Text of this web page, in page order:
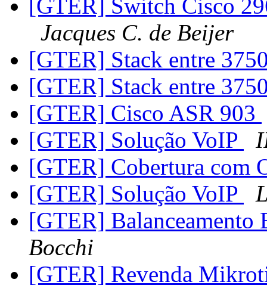
[GTER] Switch Cisco
Jacques C. de Beijer
[GTER] Stack entre
[GTER] Stack entre
[GTER] Cisco ASR 903
[GTER] Solução VoIP
[GTER] Cobertura com
[GTER] Solução VoIP
[GTER] Balanceamento
Bocchi
[GTER] Revenda